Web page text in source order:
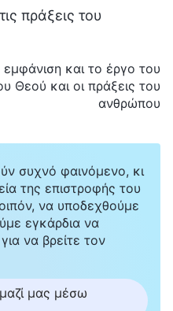
πράξεις του
και το έργο του
Θεού και οι πράξεις του
ανθρώπου
συχνό φαινόμενο, κι
της επιστροφής του
να υποδεχθούμε
εγκάρδια να
να βρείτε τον
μας μέσω